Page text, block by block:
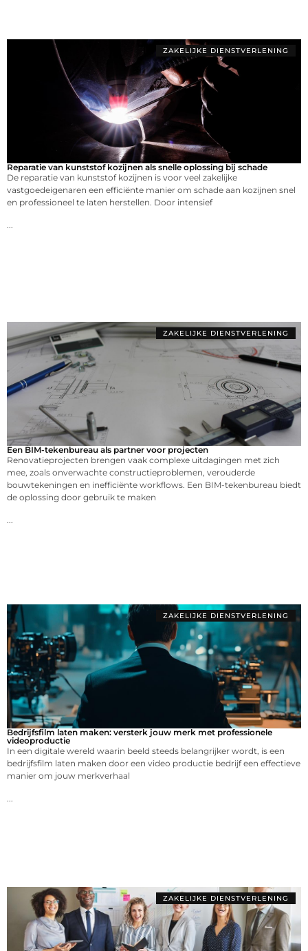
ZAKELIJKE DIENSTVERLENING
Reparatie van kunststof kozijnen als snelle oplossing bij schade
De reparatie van kunststof kozijnen is voor veel zakelijke
vastgoedeigenaren een efficiënte manier om schade aan kozijnen snel
en professioneel te laten herstellen. Door intensief
ZAKELIJKE DIENSTVERLENING
Een BIM-tekenbureau als partner voor projecten
Renovatieprojecten brengen vaak complexe uitdagingen met zich
mee, zoals onverwachte constructieproblemen, verouderde
bouwtekeningen en inefficiënte workflows. Een BIM-tekenbureau biedt
de oplossing door gebruik te maken
ZAKELIJKE DIENSTVERLENING
Bedrijfsfilm laten maken: versterk jouw merk met professionele
videoproductie
In een digitale wereld waarin beeld steeds belangrijker wordt, is een
bedrijfsfilm laten maken door een video productie bedrijf een effectieve
manier om jouw merkverhaal
ZAKELIJKE DIENSTVERLENING